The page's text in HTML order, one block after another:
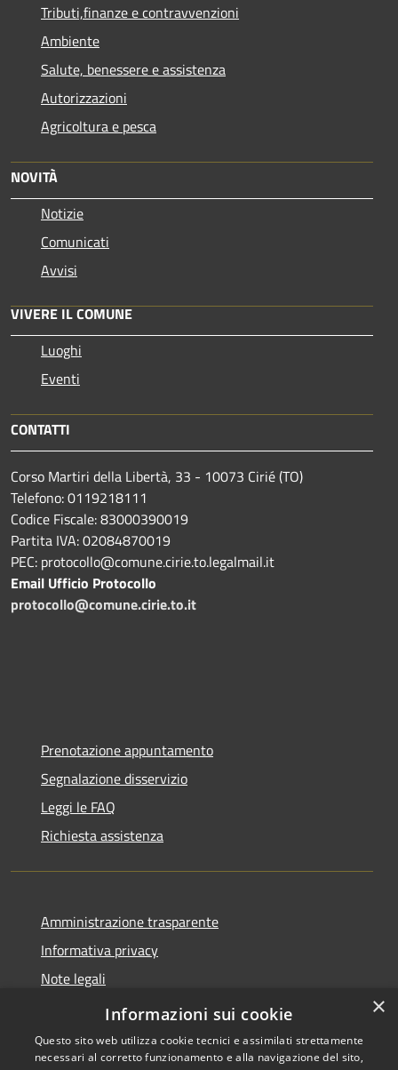
Tributi,finanze e contravvenzioni
Ambiente
Salute, benessere e assistenza
Autorizzazioni
Agricoltura e pesca
NOVITÀ
Notizie
Comunicati
Avvisi
VIVERE IL COMUNE
Luoghi
Eventi
CONTATTI
Corso Martiri della Libertà, 33 - 10073 Cirié (TO)
Telefono: 0119218111
Codice Fiscale: 83000390019
Partita IVA: 02084870019
PEC: protocollo@comune.cirie.to.legalmail.it
Email Ufficio Protocollo
protocollo@comune.cirie.to.it
Prenotazione appuntamento
Segnalazione disservizio
Leggi le FAQ
Richiesta assistenza
Amministrazione trasparente
Informativa privacy
Note legali
Dichiarazione di accessibilità
×
Informazioni sui cookie
Questo sito web utilizza cookie tecnici e assimilati strettamente
necessari al corretto funzionamento e alla navigazione del sito,